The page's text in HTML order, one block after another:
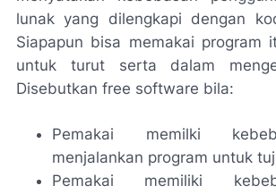
lunak yang dilengkapi dengan
Siapapun bisa memakai program
untuk turut serta dalam
Disebutkan free software bila:
Pemakai memilki
menjalankan program untuk
Pemakai memiliki